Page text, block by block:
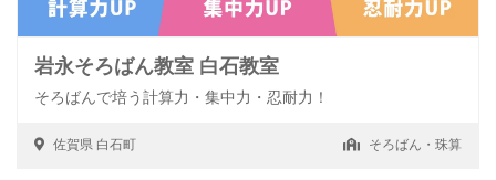
岩永そろばん教室 白石教室
そろばんで培う計算力・集中力・忍耐力！
佐賀県 白石町 そろばん・珠算